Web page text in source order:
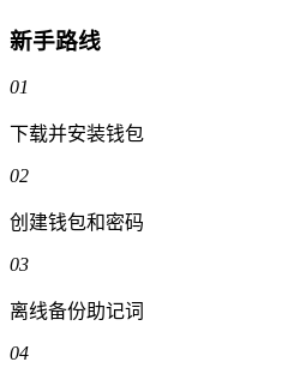
新手路线
01
下载并安装钱包
02
创建钱包和密码
03
离线备份助记词
04